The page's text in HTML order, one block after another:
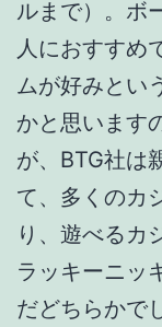
ルまで）。ボ
人におすすめ
ムが好みとい
かと思います
が、BTG社は
て、多くのカ
り、遊べるカ
ラッキーニッ
だどちらかで